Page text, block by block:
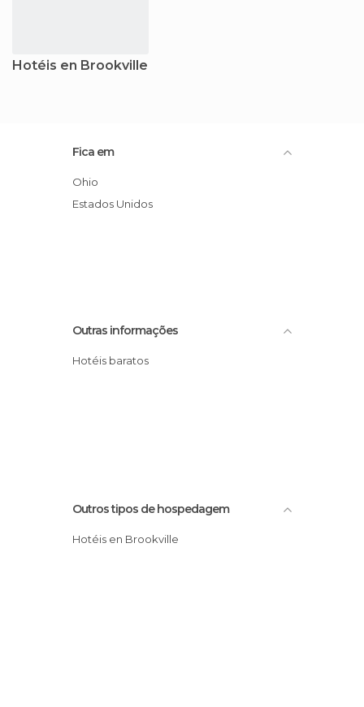
Hotéis en Brookville
Fica em
Ohio
Estados Unidos
Outras informações
Hotéis baratos
Outros tipos de hospedagem
Hotéis en Brookville